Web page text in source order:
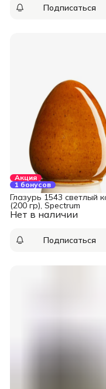
Подписаться
Акция
1 бонусов
Нет в наличии
Глазурь 1543 светлый
(200 гр), Spectrum
Подписаться